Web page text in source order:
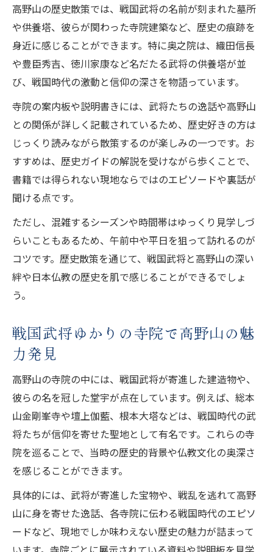
高野山の歴史散策では、戦国武将の名前が刻まれた墓所
や供養塔、彼らが関わった寺院建築など、歴史の痕跡を
身近に感じることができます。特に奥之院は、織田信長
や豊臣秀吉、徳川家康など名だたる武将の供養塔が並
び、戦国時代の激動と信仰の深さを物語っています。
寺院の案内板や説明書きには、武将たちの逸話や高野山
との関係が詳しく記載されているため、歴史好きの方は
じっくり読みながら散策するのが楽しみの一つです。お
すすめは、歴史ガイドの解説を受けながら歩くことで、
書籍では得られない現地ならではのエピソードや裏話が
聞ける点です。
ただし、混雑するシーズンや時間帯はゆっくり見学しづ
らいこともあるため、午前中や平日を狙って訪れるのが
コツです。歴史散策を通じて、戦国武将と高野山の深い
絆や日本仏教の歴史を肌で感じることができるでしょ
う。
戦国武将ゆかりの寺院で高野山の魅
力発見
高野山の寺院の中には、戦国武将が寄進した建造物や、
彼らの名を冠した堂宇が点在しています。例えば、総本
山金剛峯寺や壇上伽藍、根本大塔などは、戦国時代の武
将たちが信仰を寄せた聖地として有名です。これらの寺
院を巡ることで、当時の歴史的背景や仏教文化の奥深さ
を感じることができます。
具体的には、武将が寄進した宝物や、戦乱を逃れて高野
山に身を寄せた逸話、各寺院に伝わる戦国時代のエピソ
ードなど、現地でしか味わえない歴史の魅力が詰まって